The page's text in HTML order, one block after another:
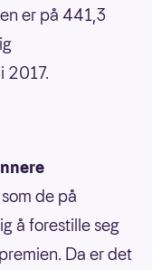
er på 441,3
2017.
de på
å forestille seg
Da er det